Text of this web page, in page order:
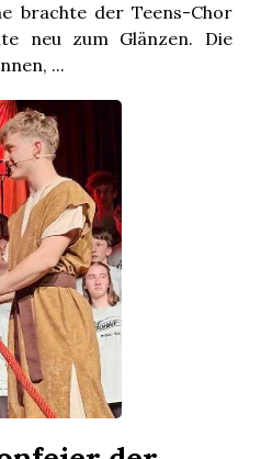
brachte der Teens-Chor
neu zum Glänzen. Die
...